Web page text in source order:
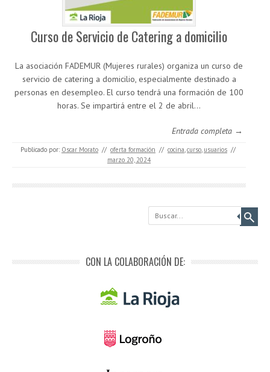
Curso de Servicio de Catering a domicilio
La asociación FADEMUR (Mujeres rurales) organiza un curso de
servicio de catering a domicilio, especialmente destinado a
personas en desempleo. El curso tendrá una formación de 100
horas. Se impartirá entre el 2 de abril…
Entrada completa →
Publicado por: Oscar Morato // oferta formación // cocina,curso, usuarios //
marzo 20, 2024
Buscar
CON LA COLABORACIÓN DE: